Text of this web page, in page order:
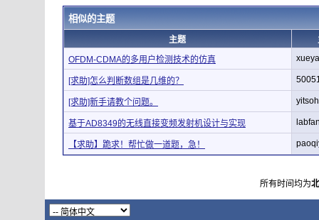
相似的主题
主题
OFDM-CDMA的多用户检测技术的仿真
[求助]怎么判断数组是几维的？
[求助]新手请教个问题。 yitsoh
基于AD8349的无线直接变频发射机设计与实现
【求助】跪求！帮忙做一道题，急！
所有时间均为